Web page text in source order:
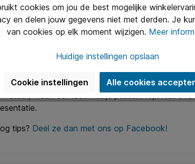
die kraakt. Tenenkrommend voor de
en je boodschap. Als jij niet in jezelf gelooft,
bent over jouw verhaal weet je je
staat, maak contact met je publiek. Kijk niet
tips? Deel ze dan met ons op Facebook!
cookies om jou de best mogelijke
en delen jouw gegevens niet met derden. Je
van cookies op elk moment wijzigen. Meer
Huidige instellingen opslaan
Cookie instellingen Alle cookies